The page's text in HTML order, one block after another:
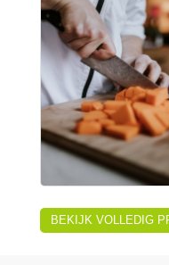
BEKIJK VOLLEDIG